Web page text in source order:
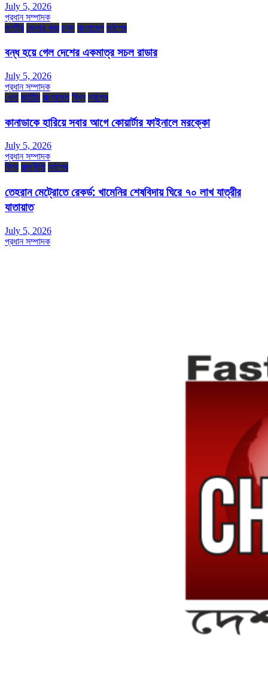
July 5, 2026
প্রধান সম্পাদক
জাতীয় জেলার খবর ঢাকা বাংলাদেশ সর্বশেষ
বন্ধ হয়ে গেল দেশের একমাত্র সচল রাডার
July 5, 2026
প্রধান সম্পাদক
খেলা জাতীয় বাংলাদেশ বিশ্ব সর্বশেষ
কানাডাকে হারিয়ে সবার আগে কোয়ার্টার ফাইনালে মরক্কো
July 5, 2026
প্রধান সম্পাদক
বিশ্ব রাজনীতি সর্বশেষ
তেহরান মেট্রোতে রেকর্ড: খামেনির শেষবিদায় ঘিরে ৭০ লাখ যাত্রীর
যাতায়াত
July 5, 2026
প্রধান সম্পাদক